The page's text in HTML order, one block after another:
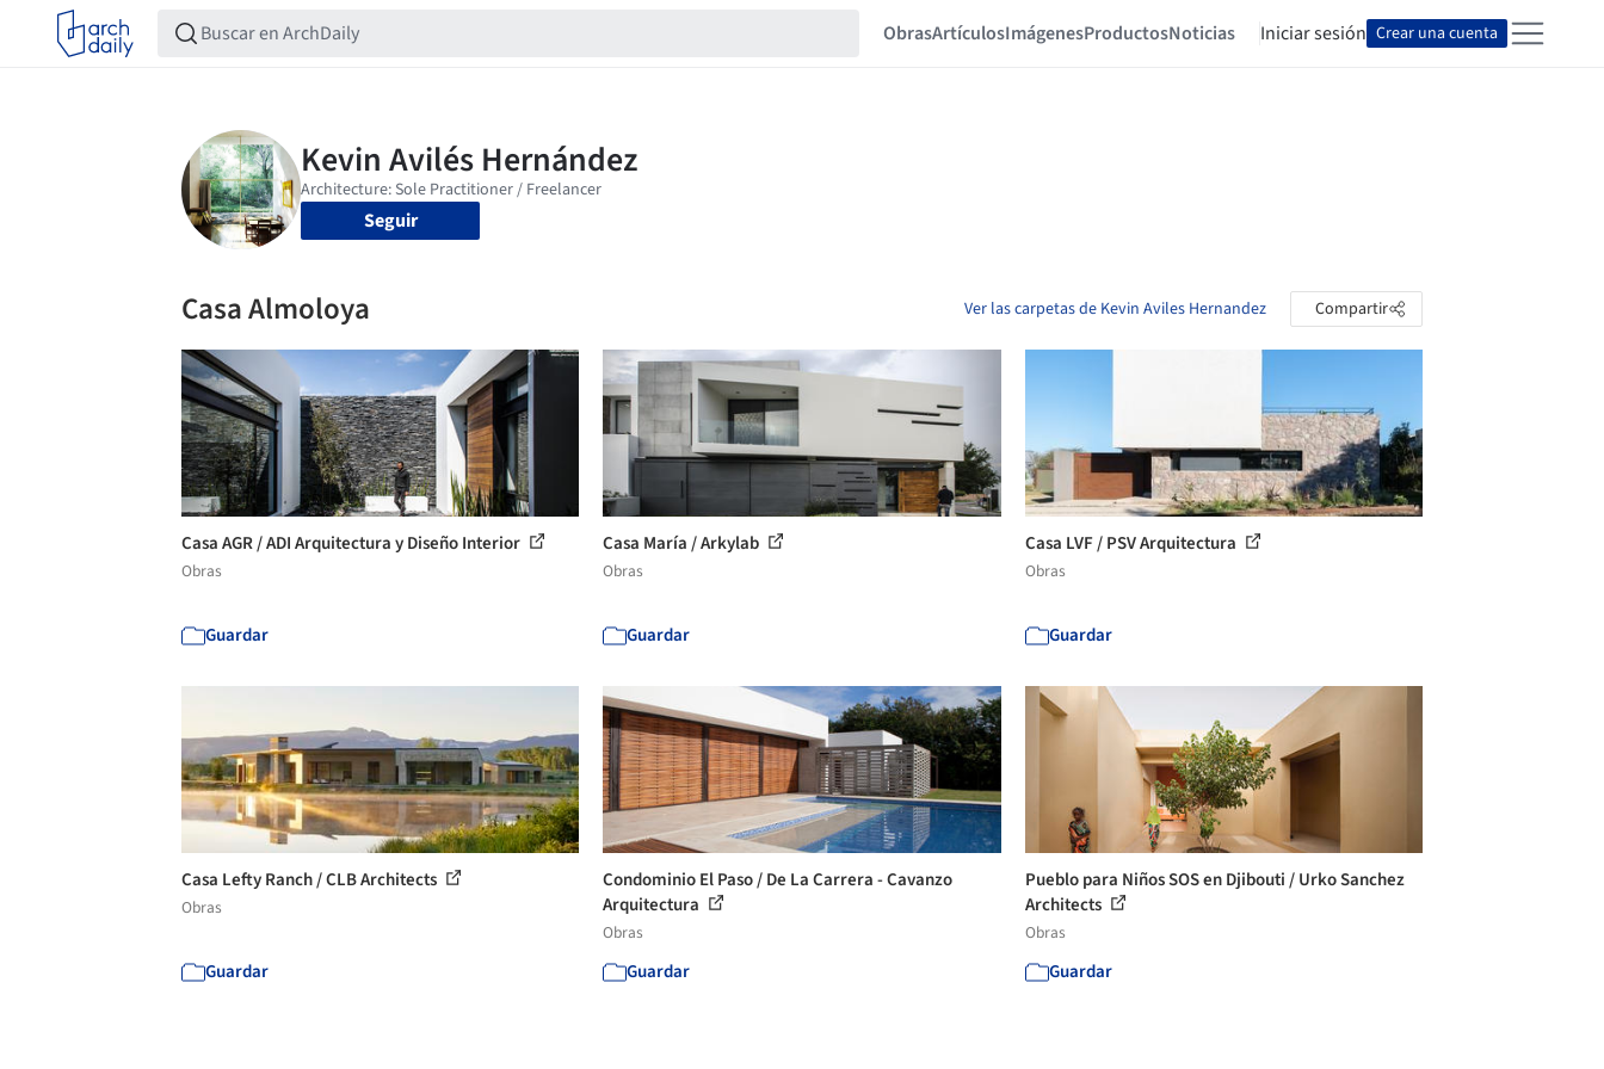
ObrasArtículosImágenesProductosNoticias Iniciar sesión Crear una cuenta
Seguir
Casa Almoloya Ver las carpetas de Kevin Aviles Hernandez Compartir
Casa AGR / ADI Arquitectura y Diseño Interior
Obras
Guardar
Casa María / Arkylab
Obras
Guardar
Casa LVF / PSV Arquitectura
Obras
Guardar
Casa Lefty Ranch / CLB Architects
Obras
Guardar
Condominio El Paso / De La Carrera - Cavanzo
Arquitectura
Obras
Guardar
Pueblo para Niños SOS en Djibouti / Urko Sanchez
Architects
Obras
Guardar